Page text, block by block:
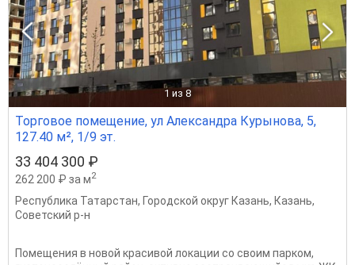
1 из 8
Торговое помещение, ул Александра Курынова, 5,
127.40 м², 1/9 эт.
33 404 300 ₽
262 200 ₽ за м2
Республика Татарстан, Городской округ Казань, Казань,
Советский р-н
Помещения в новой красивой локации со своим парком,